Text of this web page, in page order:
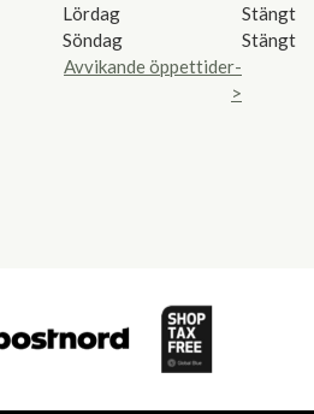
Lördag
Stängt
Söndag
Stängt
Avvikande öppettider-
>